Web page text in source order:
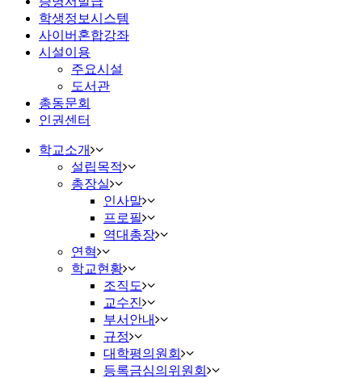
학생정보시스템
사이버혼합강좌
시설이용
주요시설
도서관
총동문회
인권센터
학교소개
설립목적
총장실
인사말
프로필
역대총장
연혁
학교현황
조직도
교수진
부서안내
규정
대학평의원회
등록금심의위원회